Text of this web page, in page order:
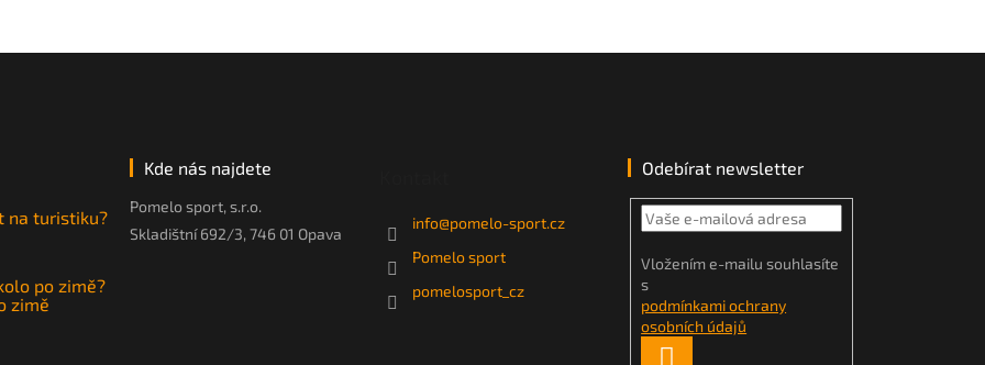
na turistiku?
po zimě?
zimě
Kde nás najdete
Pomelo sport, s.r.o.
Skladištní 692/3, 746 01 Opava
info@pomelo-sport.cz
Pomelo sport
pomelosport_cz
Odebírat newsletter
Vložením e-mailu souhlasíte
s
podmínkami ochrany
osobních údajů